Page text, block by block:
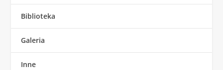
Biblioteka
Galeria
Inne